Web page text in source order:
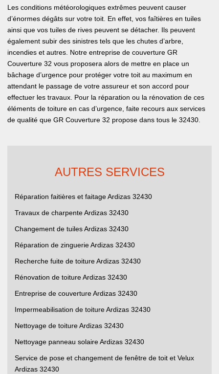
Les conditions météorologiques extrêmes peuvent causer
d’énormes dégâts sur votre toit. En effet, vos faîtières en tuiles
ainsi que vos tuiles de rives peuvent se détacher. Ils peuvent
également subir des sinistres tels que les chutes d’arbre,
incendies et autres. Notre entreprise de couverture GR
Couverture 32 vous proposera alors de mettre en place un
bâchage d’urgence pour protéger votre toit au maximum en
attendant le passage de votre assureur et son accord pour
effectuer les travaux. Pour la réparation ou la rénovation de ces
éléments de toiture en cas d’urgence, faite recours aux services
de qualité que GR Couverture 32 propose dans tous le 32430.
AUTRES SERVICES
Réparation faitières et faitage Ardizas 32430
Travaux de charpente Ardizas 32430
Changement de tuiles Ardizas 32430
Réparation de zinguerie Ardizas 32430
Recherche fuite de toiture Ardizas 32430
Rénovation de toiture Ardizas 32430
Entreprise de couverture Ardizas 32430
Impermeabilisation de toiture Ardizas 32430
Nettoyage de toiture Ardizas 32430
Nettoyage panneau solaire Ardizas 32430
Service de pose et changement de fenêtre de toit et Velux
Ardizas 32430